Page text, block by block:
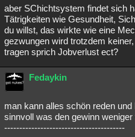
aber SChichtsystem findet sich
Tätrigkeiten wie Gesundheit,
du willst, das wirkte wie eine
gezwungen wird trotzdem
tragen sprich Jobverlust ect?
Fedaykin
man kann alles schön reden
sinnvoll was den gewinn
----------------------------------------